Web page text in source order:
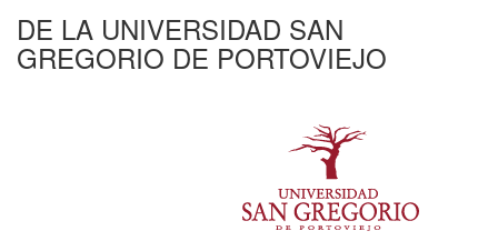
DE LA UNIVERSIDAD SAN
GREGORIO DE PORTOVIEJO